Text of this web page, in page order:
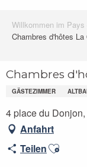
Willkommen im Pays
Chambres d'hôtes La
Chambres
GÄSTEZIMMER
4 place du
Anfahrt
TeilenAjouter